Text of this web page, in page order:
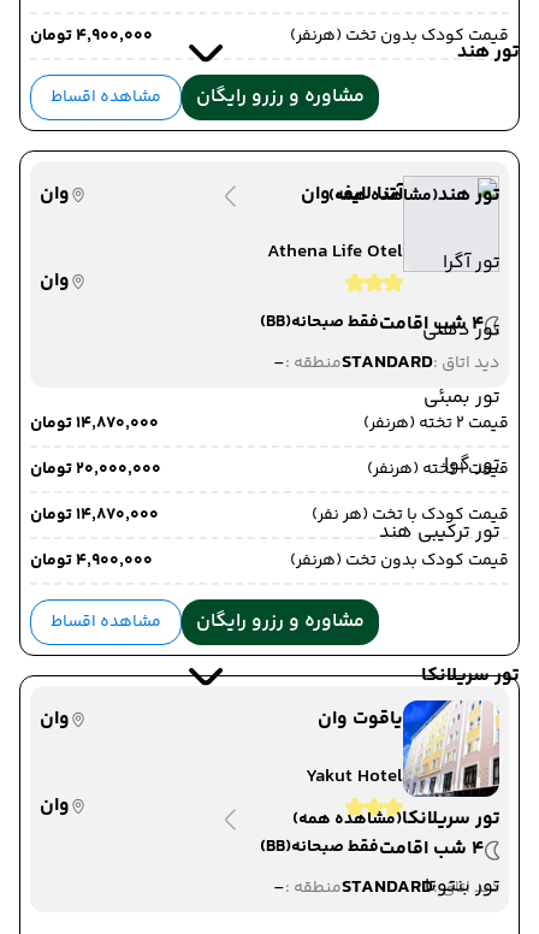
تور هند
تور هند(مشاهده همه)
تور آگرا
تور دهلی
تور بمبئی
تور گوا
تور ترکیبی هند
تور سریلانکا
تور سریلانکا(مشاهده همه)
تور بنتوتا
03 مرداد 1405
ساعت : 00:00
ترانسفر زمینی
مدت پرواز : 09:00
قیمت کودک بدون تخت (هرنفر)
۴٬۹۰۰٬۰۰۰ تومان
مشاوره و رزرو رایگان مشاهده اقساط
آتنا لایف وان
وان
Athena Life Otel
وان
4 شب اقامت
فقط صبحانه(BB)
دید اتاق :STANDARDمنطقه :-
قیمت 2 تخته (هرنفر)
۱۴٬۸۷۰٬۰۰۰ تومان
قیمت 1 تخته (هرنفر)
۲۰٬۰۰۰٬۰۰۰ تومان
قیمت کودک با تخت (هر نفر)
۱۴٬۸۷۰٬۰۰۰ تومان
قیمت کودک بدون تخت (هرنفر)
۴٬۹۰۰٬۰۰۰ تومان
مشاوره و رزرو رایگان مشاهده اقساط
یاقوت وان
وان
Yakut Hotel
وان
4 شب اقامت
فقط صبحانه(BB)
دید اتاق :STANDARDمنطقه :-